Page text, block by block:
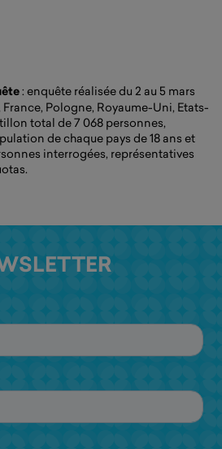
: enquête réalisée du 2 au 5 mars
Pologne, Royaume-Uni, Etats-
total de 7 068 personnes,
de chaque pays de 18 ans et
interrogées, représentatives